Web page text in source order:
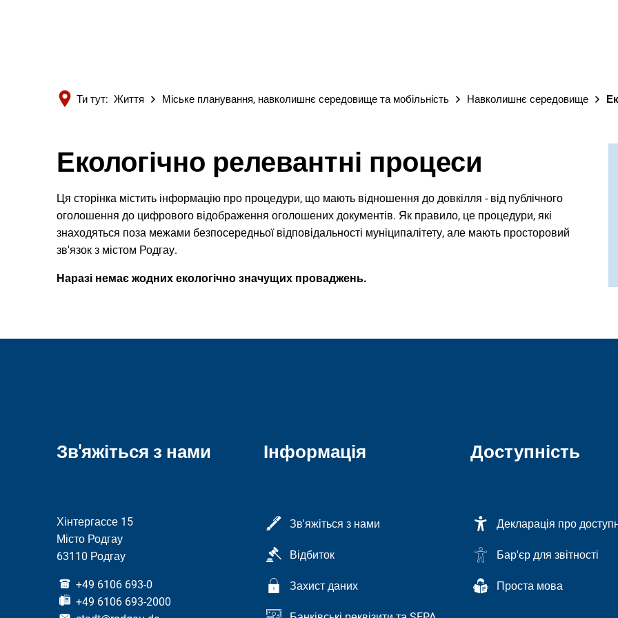
Ти тут: Життя Міське планування, навколишнє середовище та мобільність Навколишнє середовище
Екологічно релевантні процеси
Ця сторінка містить інформацію про процедури, що мають відношення до довкілля - від публічного
оголошення до цифрового відображення оголошених документів. Як правило, це процедури, які
знаходяться поза межами безпосередньої відповідальності муніципалітету, але мають просторовий
зв'язок з містом Родгау.
Наразі немає жодних екологічно значущих проваджень.
Зв'яжіться з нами
Хінтергассе 15
Місто Родгау
63110 Родгау
+49 6106 693-0
+49 6106 693-2000
Інформація
Зв'яжіться з нами
Відбиток
Захист даних
Доступність
Декларація про
Бар'єр для звітності
Проста мова